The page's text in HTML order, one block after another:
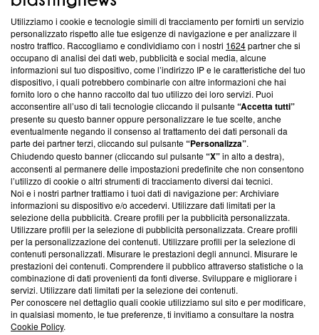
Questa sezione offre informazioni trasparenti su Blasting
News, sui nostri processi editoriali e su come ci impegniamo a
creare news di qualità. Inoltre, afferma la nostra aderenza a
‘Trust Project - News with Integrity’Blasting News non è
ancora membro del programma, ma ha richiesto di farne
parte; Trust Project non ha ancora effettuato una verifica di
conformità agli standard.
Su di noi
Team editoriale
Corporate
Redazione
Informativa Privacy
Cookie Policy
Blasting SA, IDI CHE-247.845.224, Via Carlo Frasca, 3 - 6900
Lugano (Svizzera) Tel:+39 0690258937
Utilizziamo i cookie e tecnologie simili di tracciamento per fornirti un servizio
personalizzato rispetto alle tue esigenze di navigazione e per analizzare il
nostro traffico. Raccogliamo e condividiamo con i nostri 1624partner che si
occupano di analisi dei dati web, pubblicità e social media, alcune
informazioni sul tuo dispositivo, come l’indirizzo IP e le caratteristiche del tuo
dispositivo, i quali potrebbero combinarle con altre informazioni che hai
fornito loro o che hanno raccolto dal tuo utilizzo dei loro servizi. Puoi
acconsentire all’uso di tali tecnologie cliccando il pulsante“Accetta tutti”
presente su questo banner oppure personalizzare le tue scelte, anche
eventualmente negando il consenso al trattamento dei dati personali da
parte dei partner terzi, cliccando sul pulsante“Personalizza”.
Chiudendo questo banner (cliccando sul pulsante“X”in alto a destra),
acconsenti al permanere delle impostazioni predefinite che non consentono
l’utilizzo di cookie o altri strumenti di tracciamento diversi dai tecnici.
Noi e i nostri partner trattiamo i tuoi dati di navigazione per: Archiviare
informazioni su dispositivo e/o accedervi. Utilizzare dati limitati per la
selezione della pubblicità. Creare profili per la pubblicità personalizzata.
Utilizzare profili per la selezione di pubblicità personalizzata. Creare profili
per la personalizzazione dei contenuti. Utilizzare profili per la selezione di
contenuti personalizzati. Misurare le prestazioni degli annunci. Misurare le
prestazioni dei contenuti. Comprendere il pubblico attraverso statistiche o la
combinazione di dati provenienti da fonti diverse. Sviluppare e migliorare i
servizi. Utilizzare dati limitati per la selezione dei contenuti.
Per conoscere nel dettaglio quali cookie utilizziamo sul sito e per modificare,
in qualsiasi momento, le tue preferenze, ti invitiamo a consultare la nostra
Cookie Policy.